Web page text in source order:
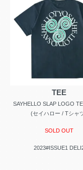
TEE
SAYHELLO SLAP LOGO
(セイハロー / Tシャ
SOLD OUT
2023#ISSUE1